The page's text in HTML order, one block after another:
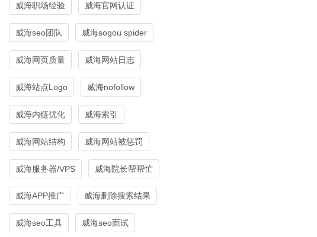
威海职场经验 威海官网认证
威海seo团队 威海sogou spider
威海网页质量 威海网站日志
威海站点Logo 威海nofollow
威海内链优化 威海索引
威海网站结构 威海网站被惩罚
威海服务器/VPS 威海院长帮帮忙
威海APP推广 威海删除搜索结果
威海seo工具 威海seo面试